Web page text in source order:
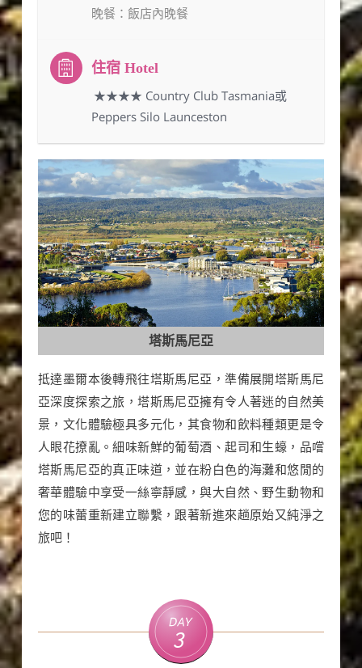
晚餐 ：飯店內晚餐
：★★★★ Country Club Tasmania或
Peppers Silo Launceston
塔斯馬尼亞
抵達墨爾本後轉飛往塔斯馬尼亞，準備展開塔斯馬尼
亞深度探索之旅，塔斯馬尼亞擁有令人著迷的自然美
景，文化體驗極具多元化，其食物和飲料種類更是令
人眼花撩亂。細味新鮮的葡萄酒、起司和生蠔，品嚐
塔斯馬尼亞的真正味道，並在粉白色的海灘和悠閒的
奢華體驗中享受一絲寧靜感，與大自然、野生動物和
您的味蕾重新建立聯繫，跟著新進來趟原始又純淨之
旅吧！
Day
3